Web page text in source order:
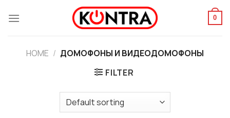
0
HOME / ДОМОФОНЫ И ВИДЕОДОМОФОНЫ
FILTER